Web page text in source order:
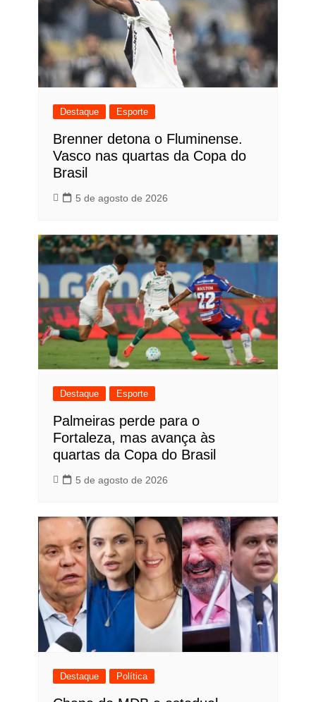
Destaque Esporte
Brenner detona o Fluminense.
Vasco nas quartas da Copa do
Brasil
5 de agosto de 2026
Destaque Esporte
Palmeiras perde para o
Fortaleza, mas avança às
quartas da Copa do Brasil
5 de agosto de 2026
Destaque Política